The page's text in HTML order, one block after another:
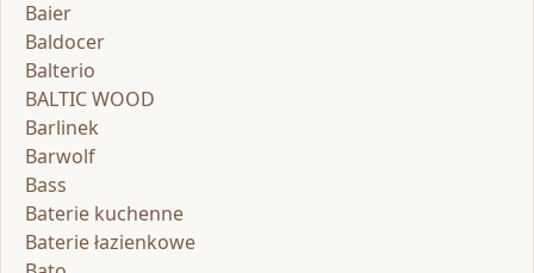
Baier
Baldocer
Balterio
BALTIC WOOD
Barlinek
Barwolf
Bass
Baterie kuchenne
Baterie łazienkowe